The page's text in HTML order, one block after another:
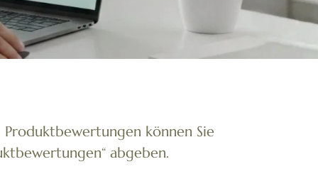
Produktbewertungen können Sie
abgeben.